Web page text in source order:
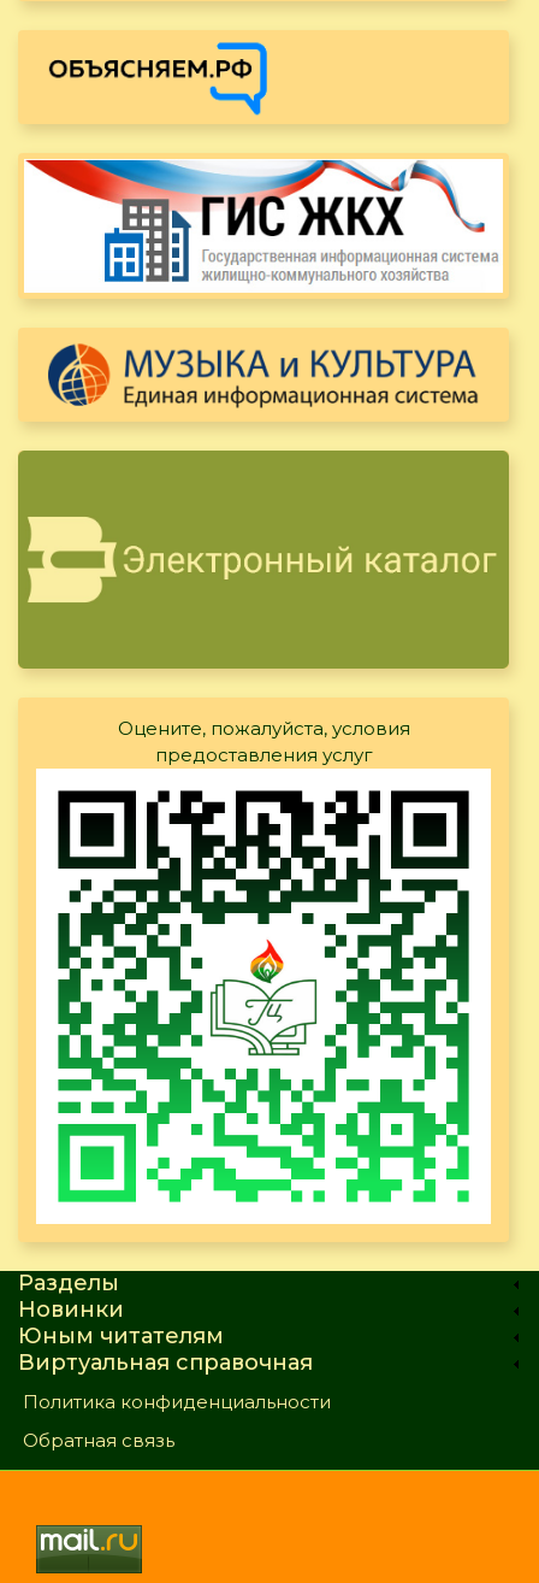
Оцените, пожалуйста, условия
предоставления услуг
Разделы
Новинки
Юным читателям
Виртуальная справочная
Политика конфиденциальности
Обратная связь